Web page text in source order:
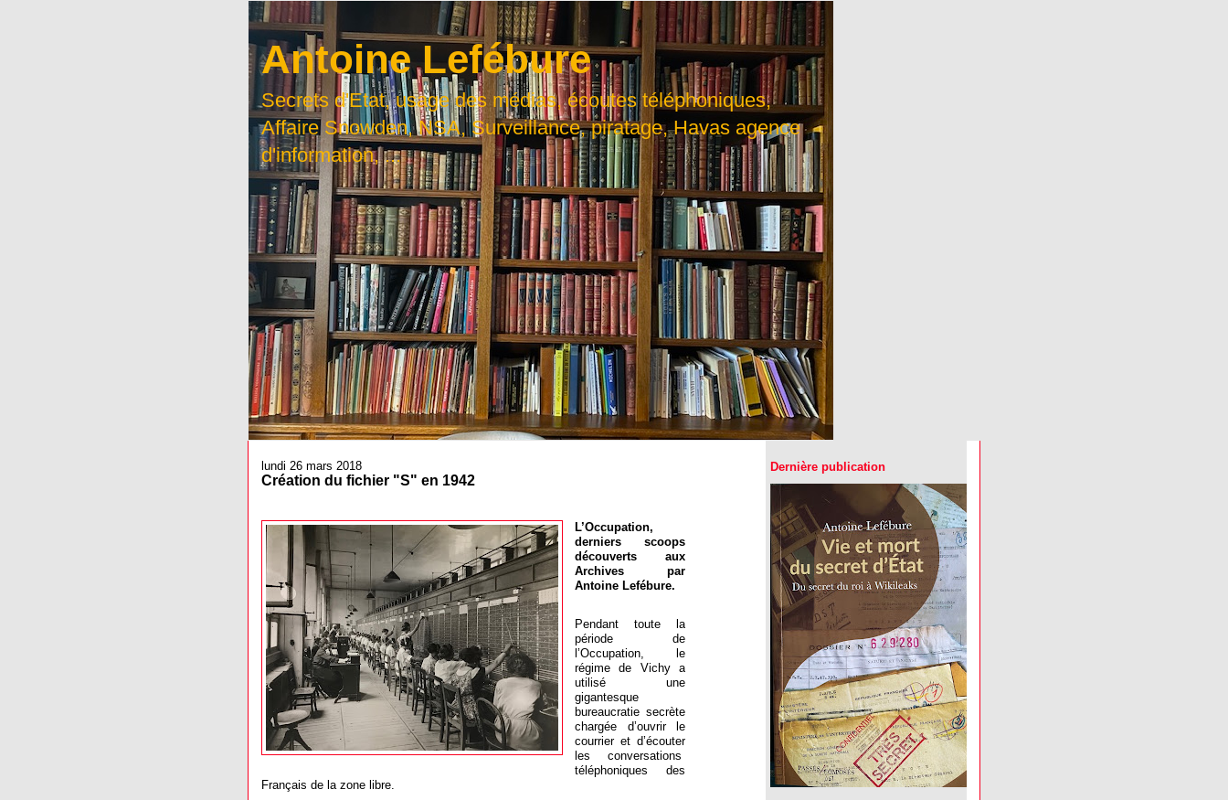
Antoine Lefébure
Secrets d'Etat, usage des médias, écoutes téléphoniques,
Affaire Snowden, NSA, Surveillance, piratage, Havas agence
d'information, ...
lundi 26 mars 2018
Création du fichier "S" en 1942
L’Occupation,
derniers scoops
découverts aux
Archives par
Antoine Lefébure.
Pendant toute la
période de
l’Occupation, le
régime de Vichy a
utilisé une
gigantesque
bureaucratie secrète
chargée d’ouvrir le
courrier et d’écouter
les conversations
téléphoniques des
Français de la zone libre.
Dernière publication